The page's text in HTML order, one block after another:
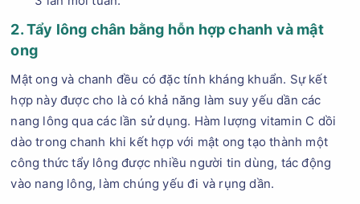
2. Tẩy lông chân bằng hỗn hợp chanh và mật
ong
Mật ong và chanh đều có đặc tính kháng khuẩn. Sự kết
hợp này được cho là có khả năng làm suy yếu dần các
nang lông qua các lần sử dụng. Hàm lượng vitamin C dồi
dào trong chanh khi kết hợp với mật ong tạo thành một
công thức tẩy lông được nhiều người tin dùng, tác động
vào nang lông, làm chúng yếu đi và rụng dần.